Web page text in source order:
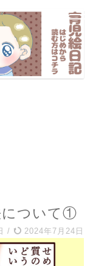
について①
/ 2024年7月24日